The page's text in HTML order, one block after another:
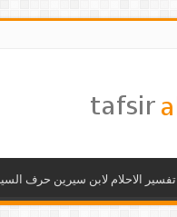
تفسير الاحلام لابن سيرين حرف